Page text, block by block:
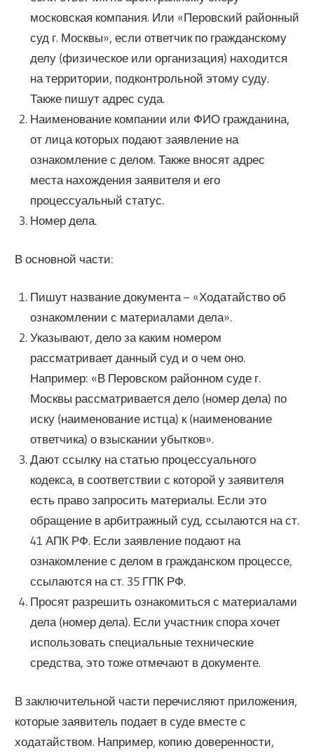
московская компания. Или «Перовский районный
суд г. Москвы», если ответчик по гражданскому
делу (физическое или организация) находится
на территории, подконтрольной этому суду.
Также пишут адрес суда.
Наименование компании или ФИО гражданина,
от лица которых подают заявление на
ознакомление с делом. Также вносят адрес
места нахождения заявителя и его
процессуальный статус.
Номер дела.
В основной части:
Пишут название документа – «Ходатайство об
ознакомлении с материалами дела».
Указывают, дело за каким номером
рассматривает данный суд и о чем оно.
Например: «В Перовском районном суде г.
Москвы рассматривается дело (номер дела) по
иску (наименование истца) к (наименование
ответчика) о взыскании убытков».
Дают ссылку на статью процессуального
кодекса, в соответствии с которой у заявителя
есть право запросить материалы. Если это
обращение в арбитражный суд, ссылаются на ст.
41 АПК РФ. Если заявление подают на
ознакомление с делом в гражданском процессе,
ссылаются на ст. 35 ГПК РФ.
Просят разрешить ознакомиться с материалами
дела (номер дела). Если участник спора хочет
использовать специальные технические
средства, это тоже отмечают в документе.
В заключительной части перечисляют приложения,
которые заявитель подает в суде вместе с
ходатайством. Например, копию доверенности,